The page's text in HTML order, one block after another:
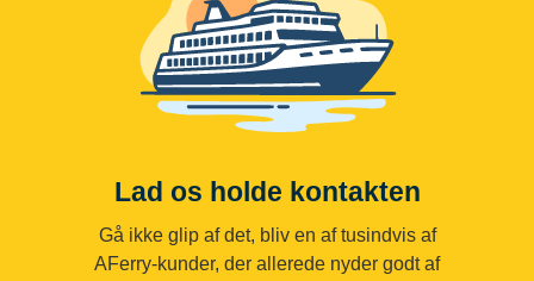
Lad os holde kontakten
Gå ikke glip af det, bliv en af tusindvis af
AFerry-kunder, der allerede nyder godt af